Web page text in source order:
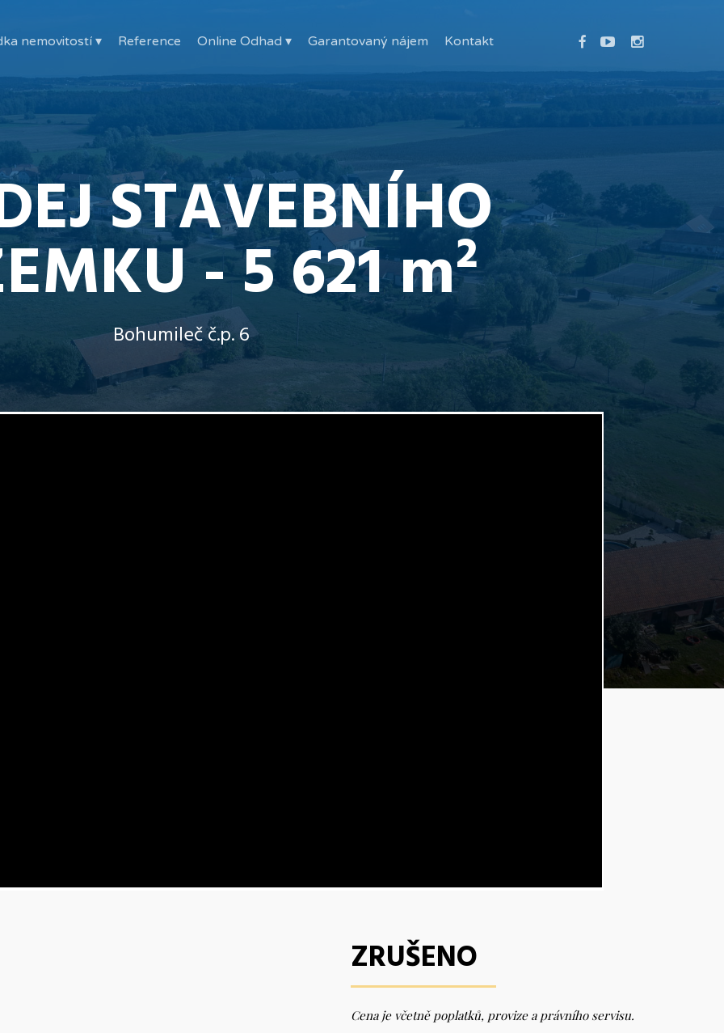
nemovitostí ▾ Reference Online Odhad ▾ Garantovaný nájem Kontakt facebookyoutubeinstagram
STAVEBNÍHO
- 5 621 m²
Bohumileč č.p. 6
ZRUŠENO
Cena je včetně poplatků, provize a právního servisu.